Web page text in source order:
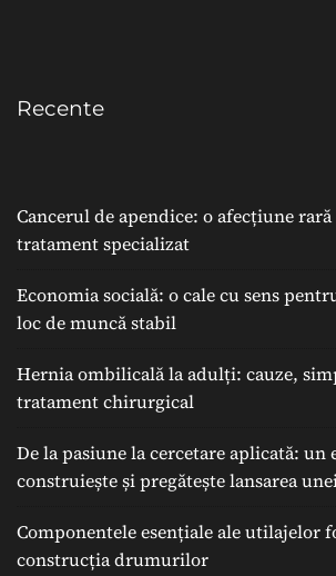
Recente
Cancerul de apendice: o afecțiune rară
tratament specializat
Economia socială: o cale cu sens
loc de muncă stabil
Hernia ombilicală la adulți: cauze,
tratament chirurgical
De la pasiune la cercetare aplicată: un
construiește și pregătește lansarea
Componentele esențiale ale utilajelor
construcția drumurilor